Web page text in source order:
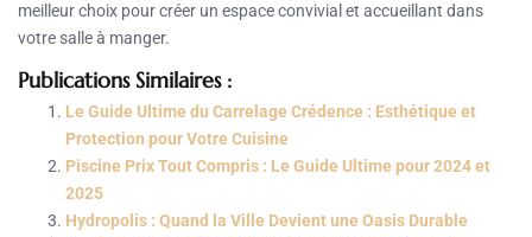
meilleur choix pour créer un espace convivial et accueillant dans
votre salle à manger.
Publications Similaires :
Le Guide Ultime du Carrelage Crédence : Esthétique et
Protection pour Votre Cuisine
Piscine Prix Tout Compris : Le Guide Ultime pour 2024 et
2025
Hydropolis : Quand la Ville Devient une Oasis Durable